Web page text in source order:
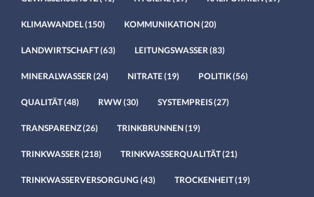
KLIMAWANDEL(150) KOMMUNIKATION(20)
LANDWIRTSCHAFT(63) LEITUNGSWASSER (83)
MINERALWASSER (24) NITRATE(19) POLITIK(56)
QUALITÄT(48) RWW(30) SYSTEMPREIS(27)
TRANSPARENZ(26) TRINKBRUNNEN(19)
TRINKWASSER (218) TRINKWASSERQUALITÄT(21)
TRINKWASSERVERSORGUNG (43) TROCKENHEIT(19)